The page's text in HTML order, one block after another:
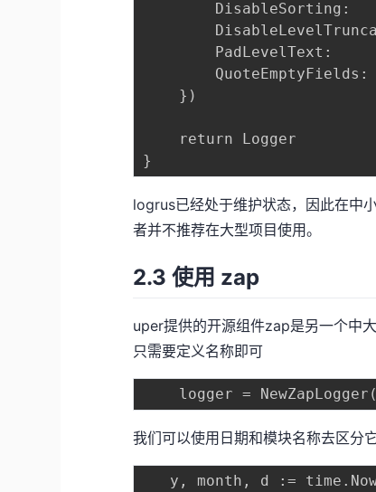
logrus已经处于维护状态，因此在中
者并不推荐在大型项目使用。
2.3 使用 zap
uper提供的开源组件zap是另一个中
只需要定义名称即可
我们可以使用日期和模块名称去区分它
y, month, d :=